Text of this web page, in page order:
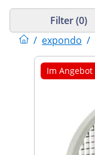
/ expondo /
Filter (0)
Im Angebot